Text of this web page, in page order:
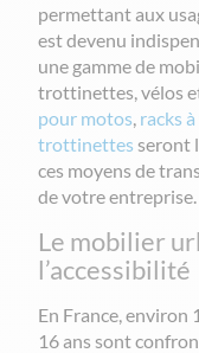
permettant aux
est devenu
une gamme de
trottinettes, vélos
pour motos, racks
trottinettes seront
ces moyens de
de votre entreprise.
Le mobilier
l’accessibilité
En France, environ
16 ans sont